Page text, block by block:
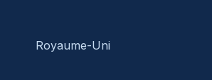
Royaume-Uni